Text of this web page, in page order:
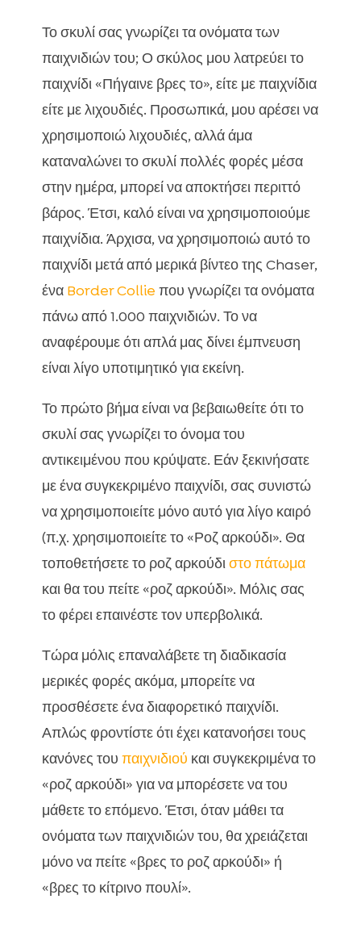
Το σκυλί σας γνωρίζει τα ονόματα των
παιχνιδιών του; Ο σκύλος μου λατρεύει το
παιχνίδι «Πήγαινε βρες το», είτε με παιχνίδια
είτε με λιχουδιές. Προσωπικά, μου αρέσει να
χρησιμοποιώ λιχουδιές, αλλά άμα
καταναλώνει το σκυλί πολλές φορές μέσα
στην ημέρα, μπορεί να αποκτήσει περιττό
βάρος. Έτσι, καλό είναι να χρησιμοποιούμε
παιχνίδια. Άρχισα, να χρησιμοποιώ αυτό το
παιχνίδι μετά από μερικά βίντεο της Chaser,
ένα Border Collie που γνωρίζει τα ονόματα
πάνω από 1.000 παιχνιδιών. Το να
αναφέρουμε ότι απλά μας δίνει έμπνευση
είναι λίγο υποτιμητικό για εκείνη.
Το πρώτο βήμα είναι να βεβαιωθείτε ότι το
σκυλί σας γνωρίζει το όνομα του
αντικειμένου που κρύψατε. Εάν ξεκινήσατε
με ένα συγκεκριμένο παιχνίδι, σας συνιστώ
να χρησιμοποιείτε μόνο αυτό για λίγο καιρό
(π.χ. χρησιμοποιείτε το «Ροζ αρκούδι». Θα
τοποθετήσετε το ροζ αρκούδιστο πάτωμα
και θα του πείτε «ροζ αρκούδι». Μόλις σας
το φέρει επαινέστε τον υπερβολικά.
Τώρα μόλις επαναλάβετε τη διαδικασία
μερικές φορές ακόμα, μπορείτε να
προσθέσετε ένα διαφορετικό παιχνίδι.
Απλώς φροντίστε ότι έχει κατανοήσει τους
κανόνες του παιχνιδιού και συγκεκριμένα το
«ροζ αρκούδι» για να μπορέσετε να του
μάθετε το επόμενο. Έτσι, όταν μάθει τα
ονόματα των παιχνιδιών του, θα χρειάζεται
μόνο να πείτε «βρες το ροζ αρκούδι» ή
«βρες το κίτρινο πουλί».